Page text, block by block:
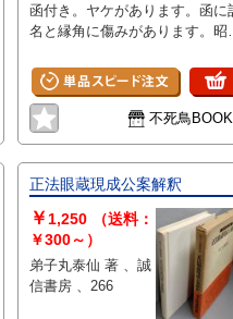
函付き。ヤケがあります。函に
名と縁角に傷みがあります。昭和
不死鳥
正法眼蔵現成公案解釈
￥ 1,250
（送料：
￥300～）
弟子丸泰仙 著 、誠
信書房 、266